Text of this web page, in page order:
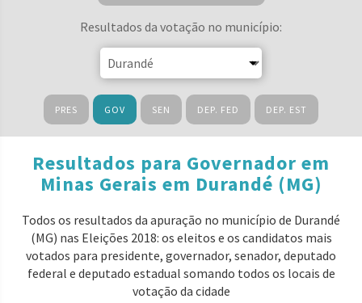
Resultados da votação no município:
PRES GOV SEN DEP. FED DEP. EST
Resultados para Governador em
Minas Gerais em Durandé (MG)
Todos os resultados da apuração no município de Durandé
(MG) nas Eleições 2018: os eleitos e os candidatos mais
votados para presidente, governador, senador, deputado
federal e deputado estadual somando todos os locais de
votação da cidade